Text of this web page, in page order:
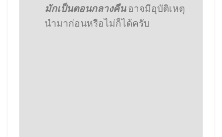
มักเป็นตอนกลางคืน อาจมีอุบัติเหตุ
นำมาก่อนหรือไม่ก็ได้ครับ